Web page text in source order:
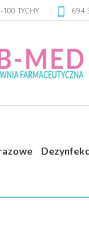
100 TYCHY 694